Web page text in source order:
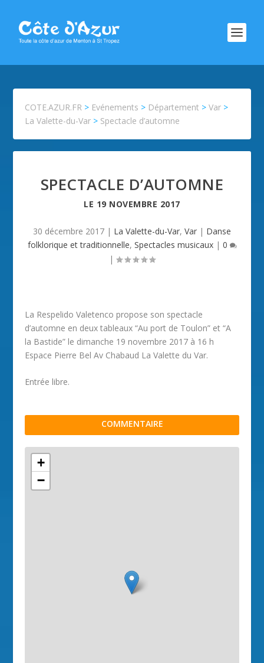
COTE.AZUR.FR > Evénements > Département >Var >
La Valette-du-Var > Spectacle d’automne
SPECTACLE D’AUTOMNE
LE 19 NOVEMBRE 2017
30 décembre 2017 | La Valette-du-Var, Var | Danse
folklorique et traditionnelle, Spectacles musicaux| 0
|
La Respelido Valetenco propose son spectacle
d’automne en deux tableaux “Au port de Toulon” et “A
la Bastide” le dimanche 19 novembre 2017 à 16 h
Espace Pierre Bel Av Chabaud La Valette du Var.
Entrée libre.
COMMENTAIRE
+
−